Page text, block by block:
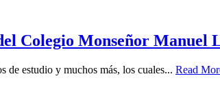
Colegio Monseñor Manuel
estudio y muchos más, los cuales... Read